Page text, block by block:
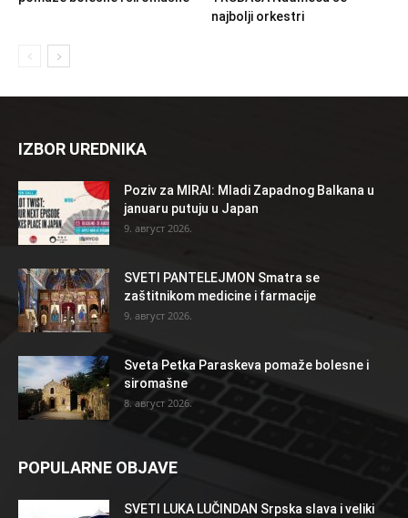
najbolji orkestri
IZBOR UREDNIKA
Poziv za MIRAI: Mladi Zapadnog Balkana u
januaru putuju u Japan
9. август 2026.
SVETI PANTELEJMON Smatra se
zaštitnikom medicine i farmacije
9. август 2026.
Sveta Petka Paraskeva pomaže bolesne i
siromašne
8. август 2026.
POPULARNE OBJAVE
SVETI LUKA LUČINDAN Srpska slava i veliki